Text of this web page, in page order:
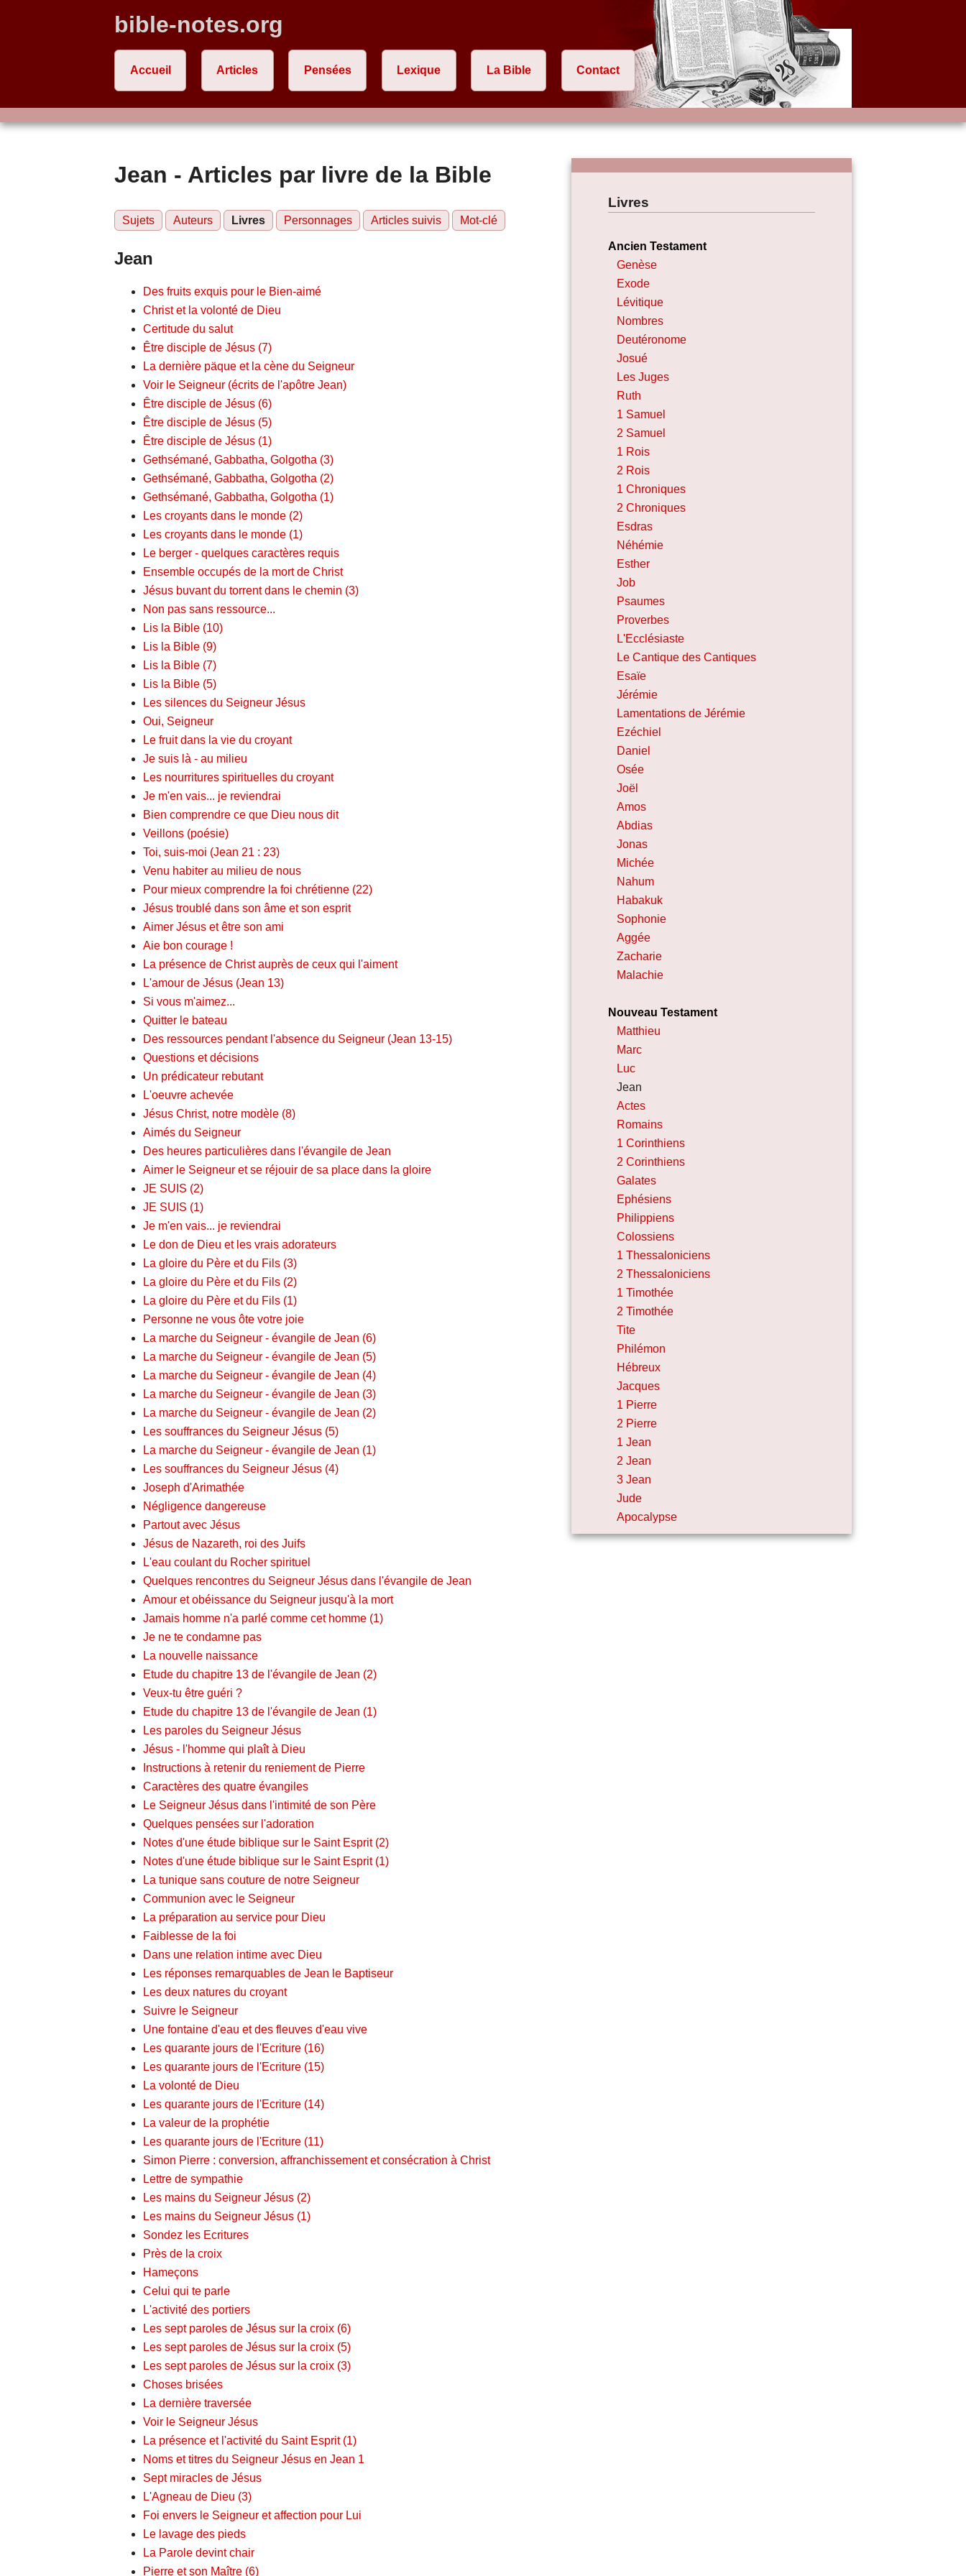
bible-notes.org
Accueil Articles Pensées Lexique La Bible Contact
Jean - Articles par livre de la Bible
Sujets Auteurs Livres Personnages Articles suivis Mot-clé
Jean
Des fruits exquis pour le Bien-aimé
Christ et la volonté de Dieu
Certitude du salut
Être disciple de Jésus (7)
La dernière päque et la cène du Seigneur
Voir le Seigneur (écrits de l'apôtre Jean)
Être disciple de Jésus (6)
Être disciple de Jésus (5)
Être disciple de Jésus (1)
Gethsémané, Gabbatha, Golgotha (3)
Gethsémané, Gabbatha, Golgotha (2)
Gethsémané, Gabbatha, Golgotha (1)
Les croyants dans le monde (2)
Les croyants dans le monde (1)
Le berger - quelques caractères requis
Ensemble occupés de la mort de Christ
Jésus buvant du torrent dans le chemin (3)
Non pas sans ressource...
Lis la Bible (10)
Lis la Bible (9)
Lis la Bible (7)
Lis la Bible (5)
Les silences du Seigneur Jésus
Oui, Seigneur
Le fruit dans la vie du croyant
Je suis là - au milieu
Les nourritures spirituelles du croyant
Je m'en vais... je reviendrai
Bien comprendre ce que Dieu nous dit
Veillons (poésie)
Toi, suis-moi (Jean 21 : 23)
Venu habiter au milieu de nous
Pour mieux comprendre la foi chrétienne (22)
Jésus troublé dans son âme et son esprit
Aimer Jésus et être son ami
Aie bon courage !
La présence de Christ auprès de ceux qui l'aiment
L'amour de Jésus (Jean 13)
Si vous m'aimez...
Quitter le bateau
Des ressources pendant l'absence du Seigneur (Jean 13-15)
Questions et décisions
Un prédicateur rebutant
L'oeuvre achevée
Jésus Christ, notre modèle (8)
Aimés du Seigneur
Des heures particulières dans l'évangile de Jean
Aimer le Seigneur et se réjouir de sa place dans la gloire
JE SUIS (2)
JE SUIS (1)
Je m'en vais... je reviendrai
Le don de Dieu et les vrais adorateurs
La gloire du Père et du Fils (3)
La gloire du Père et du Fils (2)
La gloire du Père et du Fils (1)
Personne ne vous ôte votre joie
La marche du Seigneur - évangile de Jean (6)
La marche du Seigneur - évangile de Jean (5)
La marche du Seigneur - évangile de Jean (4)
La marche du Seigneur - évangile de Jean (3)
La marche du Seigneur - évangile de Jean (2)
Les souffrances du Seigneur Jésus (5)
La marche du Seigneur - évangile de Jean (1)
Les souffrances du Seigneur Jésus (4)
Joseph d'Arimathée
Négligence dangereuse
Partout avec Jésus
Jésus de Nazareth, roi des Juifs
L'eau coulant du Rocher spirituel
Quelques rencontres du Seigneur Jésus dans l'évangile de Jean
Amour et obéissance du Seigneur jusqu'à la mort
Jamais homme n'a parlé comme cet homme (1)
Je ne te condamne pas
La nouvelle naissance
Etude du chapitre 13 de l'évangile de Jean (2)
Veux-tu être guéri ?
Etude du chapitre 13 de l'évangile de Jean (1)
Les paroles du Seigneur Jésus
Jésus - l'homme qui plaît à Dieu
Instructions à retenir du reniement de Pierre
Caractères des quatre évangiles
Le Seigneur Jésus dans l'intimité de son Père
Quelques pensées sur l'adoration
Notes d'une étude biblique sur le Saint Esprit (2)
Notes d'une étude biblique sur le Saint Esprit (1)
La tunique sans couture de notre Seigneur
Communion avec le Seigneur
La préparation au service pour Dieu
Faiblesse de la foi
Dans une relation intime avec Dieu
Les réponses remarquables de Jean le Baptiseur
Les deux natures du croyant
Suivre le Seigneur
Une fontaine d'eau et des fleuves d'eau vive
Les quarante jours de l'Ecriture (16)
Les quarante jours de l'Ecriture (15)
La volonté de Dieu
Les quarante jours de l'Ecriture (14)
La valeur de la prophétie
Les quarante jours de l'Ecriture (11)
Simon Pierre : conversion, affranchissement et consécration à Christ
Lettre de sympathie
Les mains du Seigneur Jésus (2)
Les mains du Seigneur Jésus (1)
Sondez les Ecritures
Près de la croix
Hameçons
Celui qui te parle
L'activité des portiers
Les sept paroles de Jésus sur la croix (6)
Les sept paroles de Jésus sur la croix (5)
Les sept paroles de Jésus sur la croix (3)
Choses brisées
La dernière traversée
Voir le Seigneur Jésus
La présence et l'activité du Saint Esprit (1)
Noms et titres du Seigneur Jésus en Jean 1
Sept miracles de Jésus
L'Agneau de Dieu (3)
Foi envers le Seigneur et affection pour Lui
Le lavage des pieds
La Parole devint chair
Pierre et son Maître (6)
Livres
Ancien Testament
Genèse
Exode
Lévitique
Nombres
Deutéronome
Josué
Les Juges
Ruth
1 Samuel
2 Samuel
1 Rois
2 Rois
1 Chroniques
2 Chroniques
Esdras
Néhémie
Esther
Job
Psaumes
Proverbes
L'Ecclésiaste
Le Cantique des Cantiques
Esaïe
Jérémie
Lamentations de Jérémie
Ezéchiel
Daniel
Osée
Joël
Amos
Abdias
Jonas
Michée
Nahum
Habakuk
Sophonie
Aggée
Zacharie
Malachie
Nouveau Testament
Matthieu
Marc
Luc
Jean
Actes
Romains
1 Corinthiens
2 Corinthiens
Galates
Ephésiens
Philippiens
Colossiens
1 Thessaloniciens
2 Thessaloniciens
1 Timothée
2 Timothée
Tite
Philémon
Hébreux
Jacques
1 Pierre
2 Pierre
1 Jean
2 Jean
3 Jean
Jude
Apocalypse